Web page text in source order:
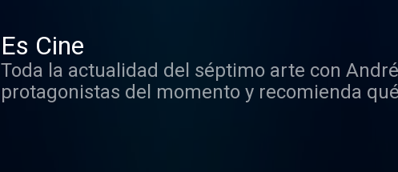
Es Cine
Toda la actualidad del séptimo arte con
protagonistas del momento y recomienda